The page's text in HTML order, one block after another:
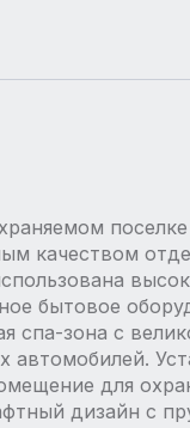
качеством
бытовое
спа-зона с
автомобилей.
для
дизайн с